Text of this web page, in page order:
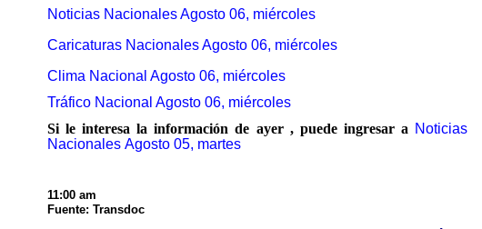
Noticias Nacionales Agosto 06, miércoles
Caricaturas Nacionales Agosto 06, miércoles
Clima Nacional Agosto 06, miércoles
Tráfico Nacional Agosto 06, miércoles
Si le interesa la información de ayer , puede ingresar a Noticias
Nacionales Agosto 05, martes
11:00 am
Fuente: Transdoc